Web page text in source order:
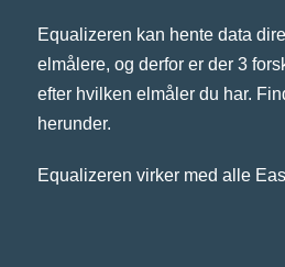
Equalizeren kan hente data
elmålere, og derfor er der 3
efter hvilken elmåler du har.
herunder.
Equalizeren virker med alle